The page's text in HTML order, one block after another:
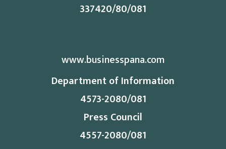
337420/80/081
www.businesspana.com
Department of Information
4573-2080/081
Press Council
4557-2080/081